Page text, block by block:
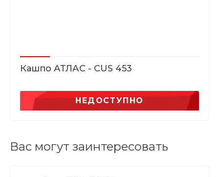
Кашпо АТЛАС - CUS 453
НЕДОСТУПНО
Вас могут заинтересовать